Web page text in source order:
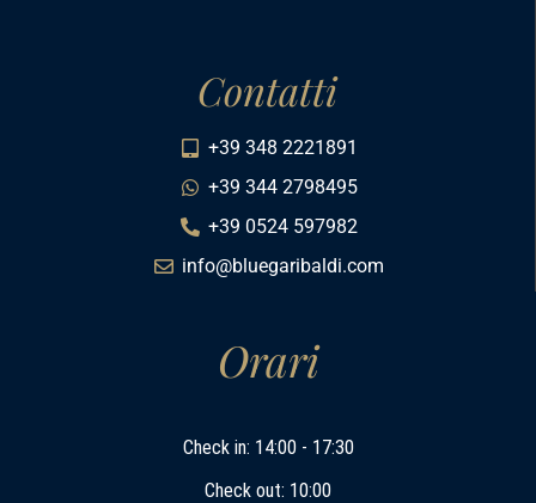
Contatti
+39 348 2221891
+39 344 2798495
+39 0524 597982
info@bluegaribaldi.com
Orari
Check in: 14:00 - 17:30
Check out: 10:00